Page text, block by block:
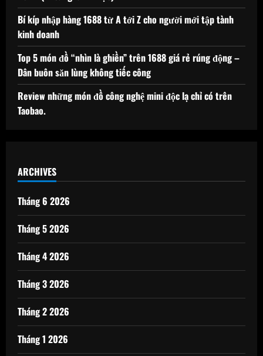
Bí kíp nhập hàng 1688 từ A tới Z cho người mới tập tành
kinh doanh
Top 5 món đồ “nhìn là ghiền” trên 1688 giá rẻ rúng động –
Dân buôn săn lùng không tiếc công
Review những món đồ công nghệ mini độc lạ chỉ có trên
Taobao.
ARCHIVES
Tháng 6 2026
Tháng 5 2026
Tháng 4 2026
Tháng 3 2026
Tháng 2 2026
Tháng 1 2026